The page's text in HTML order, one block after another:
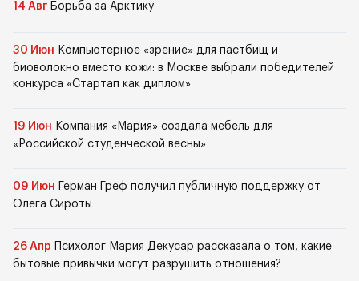
14 Авг Борьба за Арктику
30 Июн Компьютерное «зрение» для пастбищ и
биоволокно вместо кожи: в Москве выбрали победителей
конкурса «Стартап как диплом»
19 Июн Компания «Мария» создала мебель для
«Российской студенческой весны»
09 Июн
Герман Греф получил публичную поддержку от
Олега Сироты
26 Апр
Психолог Мария Декусар рассказала о том, какие
бытовые привычки могут разрушить отношения?